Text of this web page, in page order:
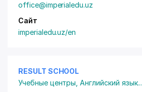
office@imperialedu.uz
Сайт
imperialedu.uz/en
RESULT SCHOOL
Учебные центры ,Английский язык...